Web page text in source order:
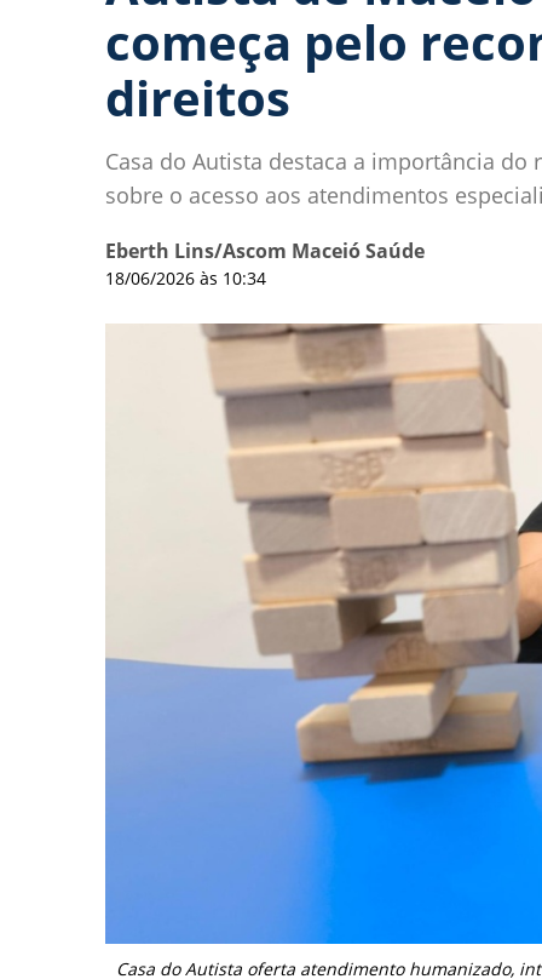
começa pelo
direitos
Casa do Autista destaca a importância
sobre o acesso aos atendimentos
Eberth Lins/Ascom Maceió Saúde
18/06/2026 às 10:34
Casa do Autista oferta atendimento humanizado,